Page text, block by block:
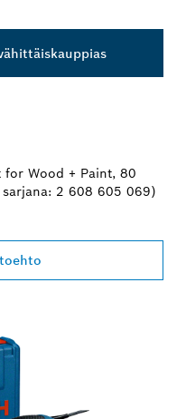
for Wood + Paint, 80
2 608 605 069)